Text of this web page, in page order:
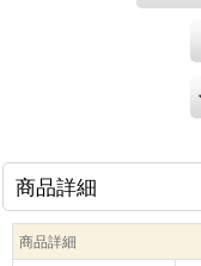
商品詳細
商品詳細